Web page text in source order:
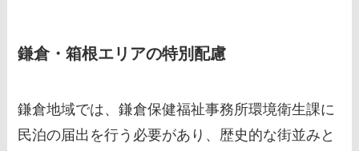
鎌倉・箱根エリアの特別配慮
鎌倉地域では、鎌倉保健福祉事務所環境衛生課に
民泊の届出を行う必要があり、歴史的な街並みと